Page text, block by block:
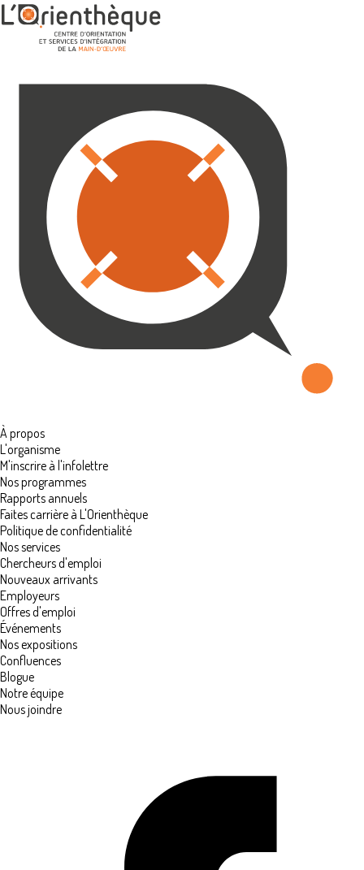
À propos
L'organisme
M'inscrire à l'infolettre
Nos programmes
Rapports annuels
Faites carrière à L'Orienthèque
Politique de confidentialité
Nos services
Chercheurs d'emploi
Nouveaux arrivants
Employeurs
Offres d'emploi
Événements
Nos expositions
Confluences
Blogue
Notre équipe
Nous joindre